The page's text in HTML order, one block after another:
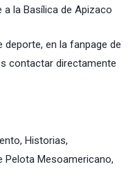
la Basílica de Apizaco
en la fanpage de
contactar directamente
, Historias,
Pelota Mesoamericano,